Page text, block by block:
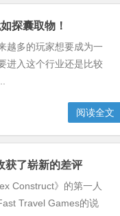
探囊取物！
越多的玩家想要成为一
进入这个行业还是比较
阅读全文
获了崭新的差评
Construct》的第一人
Travel Games的说